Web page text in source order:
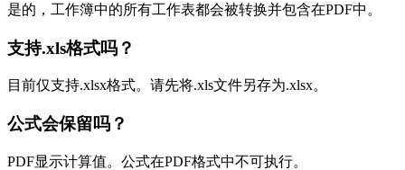
是的，工作簿中的所有工作表都会被转换并包含在PDF中。
支持.xls格式吗？
目前仅支持.xlsx格式。请先将.xls文件另存为.xlsx。
公式会保留吗？
PDF显示计算值。公式在PDF格式中不可执行。